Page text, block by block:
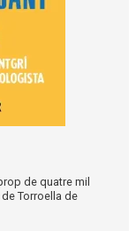
de quatre mil
Torroella de